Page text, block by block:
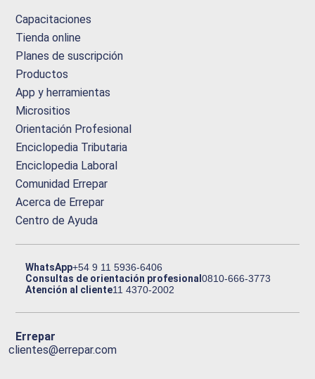
Capacitaciones
Tienda online
Planes de suscripción
Productos
App y herramientas
Micrositios
Orientación Profesional
Enciclopedia Tributaria
Enciclopedia Laboral
Comunidad Errepar
Acerca de Errepar
Centro de Ayuda
WhatsApp+54 9 11 5936-6406
Consultas de orientación profesional0810-666-3773
Atención al cliente11 4370-2002
Errepar
clientes@errepar.com